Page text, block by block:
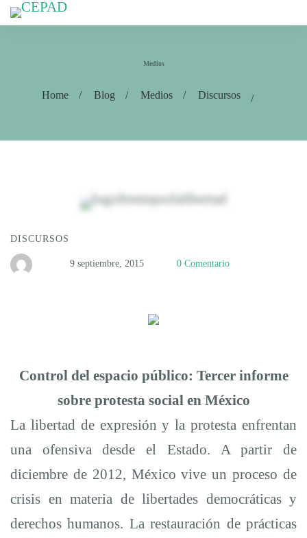
Medios
Home Blog Medios Discursos
DISCURSOS
9 septiembre, 2015 0 Comentario
Control del espacio público: Tercer informe
sobre protesta social en México
La libertad de expresión y la protesta enfrentan
una ofensiva desde el Estado. A partir de
diciembre de 2012, México vive un proceso de
crisis en materia de libertades democráticas y
derechos humanos. La restauración de prácticas